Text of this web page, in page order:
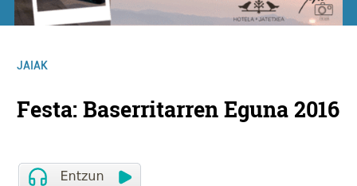
JAIAK
Festa: Baserritarren Eguna 2016